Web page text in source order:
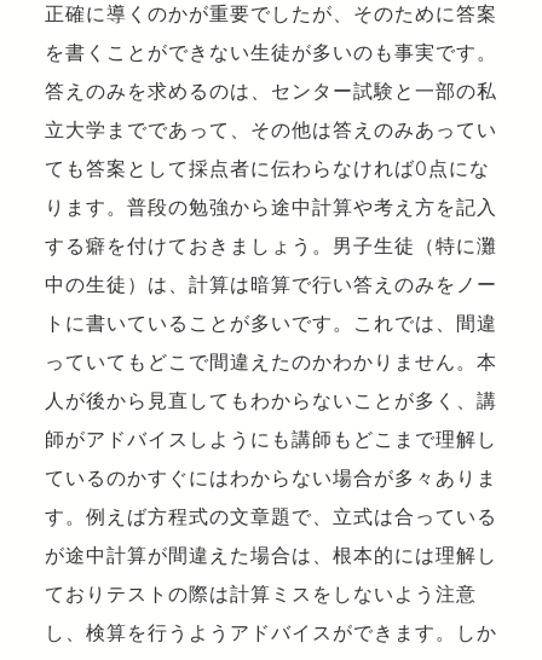
正確に導くのかが重要でしたが、そのために答案
を書くことができない生徒が多いのも事実です。
答えのみを求めるのは、センター試験と一部の私
立大学までであって、その他は答えのみあってい
ても答案として採点者に伝わらなければ0点にな
ります。普段の勉強から途中計算や考え方を記入
する癖を付けておきましょう。男子生徒（特に灘
中の生徒）は、計算は暗算で行い答えのみをノー
トに書いていることが多いです。これでは、間違
っていてもどこで間違えたのかわかりません。本
人が後から見直してもわからないことが多く、講
師がアドバイスしようにも講師もどこまで理解し
ているのかすぐにはわからない場合が多々ありま
す。例えば方程式の文章題で、立式は合っている
が途中計算が間違えた場合は、根本的には理解し
ておりテストの際は計算ミスをしないよう注意
し、検算を行うようアドバイスができます。しか